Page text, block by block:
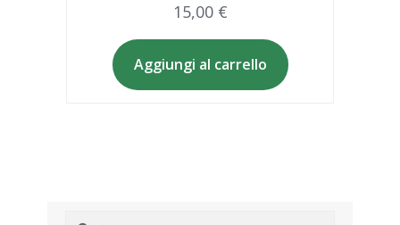
15,00 €
Aggiungi al carrello